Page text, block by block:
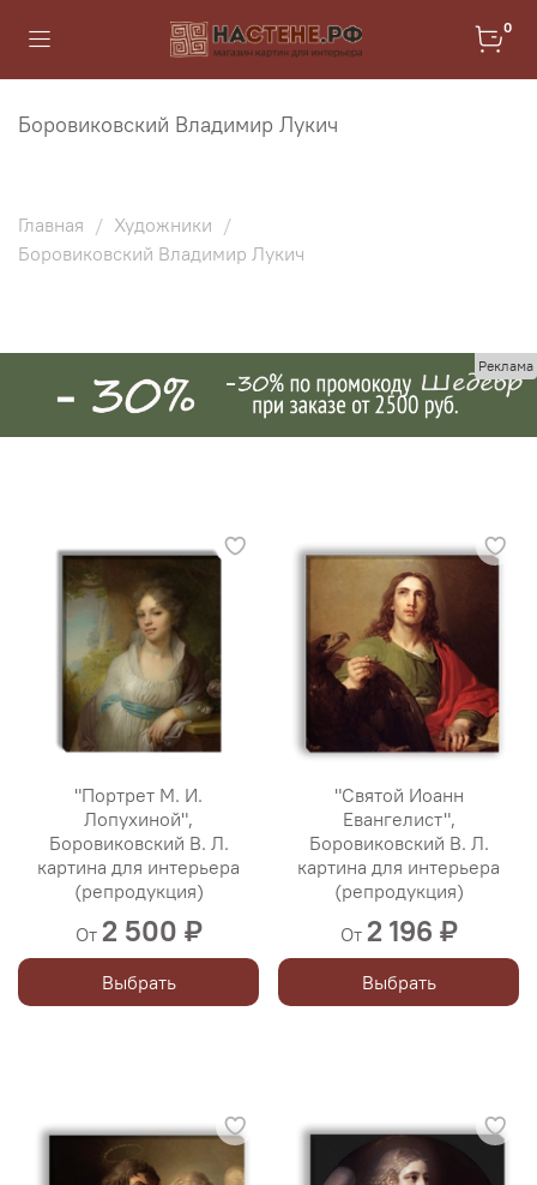
0
Боровиковский Владимир Лукич
Главная
Художники
Боровиковский Владимир Лукич
Реклама
"Портрет М. И.
Лопухиной",
Боровиковский В. Л.
картина для интерьера
(репродукция)
От 2 500 ₽
Выбрать
"Святой Иоанн
Евангелист",
Боровиковский В. Л.
картина для интерьера
(репродукция)
От 2 196 ₽
Выбрать